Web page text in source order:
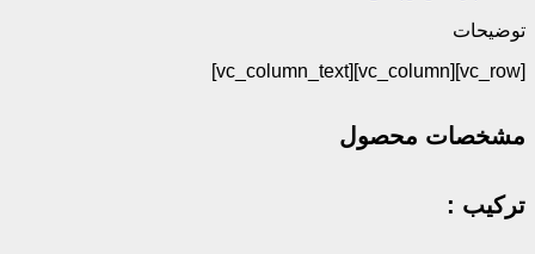
توضیحات
[vc_row][vc_column][vc_column_text]
مشخصات محصول
ترکیب :